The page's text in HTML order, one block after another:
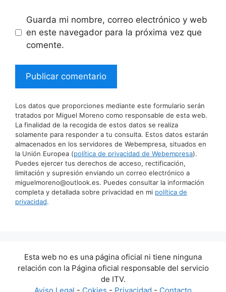
Guarda mi nombre, correo electrónico y web
en este navegador para la próxima vez que
comente.
Los datos que proporciones mediante este formulario serán
tratados por Miguel Moreno como responsable de esta web.
La finalidad de la recogida de estos datos se realiza
solamente para responder a tu consulta. Estos datos estarán
almacenados en los servidores de Webempresa, situados en
la Unión Europea (política de privacidad de Webempresa).
Puedes ejercer tus derechos de acceso, rectificación,
limitación y supresión enviando un correo electrónico a
miguelmoreno@outlook.es. Puedes consultar la información
completa y detallada sobre privacidad en mi política de
privacidad.
Esta web no es una página oficial ni tiene ninguna
relación con la Página oficial responsable del servicio
de ITV.